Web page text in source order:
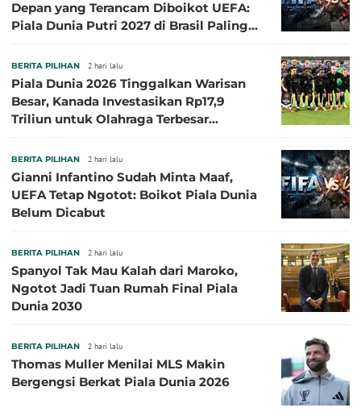
Depan yang Terancam Diboikot UEFA:
Piala Dunia Putri 2027 di Brasil Paling
BERITA PILIHAN 2 hari lalu
Piala Dunia 2026 Tinggalkan Warisan
Besar, Kanada Investasikan Rp17,9
Triliun untuk Olahraga Terbesar
BERITA PILIHAN 2 hari lalu
Gianni Infantino Sudah Minta Maaf,
UEFA Tetap Ngotot: Boikot Piala Dunia
Belum Dicabut
BERITA PILIHAN 2 hari lalu
Spanyol Tak Mau Kalah dari Maroko,
Ngotot Jadi Tuan Rumah Final Piala
Dunia 2030
BERITA PILIHAN 2 hari lalu
Thomas Muller Menilai MLS Makin
Bergengsi Berkat Piala Dunia 2026